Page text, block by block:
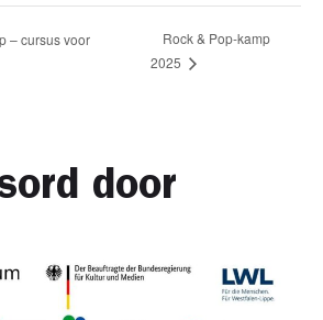
– cursus voor
Rock & Pop-kamp
2025
door